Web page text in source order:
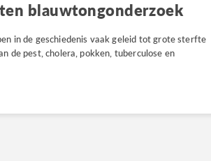
blauwtongonderzoek
in de geschiedenis vaak geleid tot grote sterfte
de pest, cholera, pokken, tuberculose en